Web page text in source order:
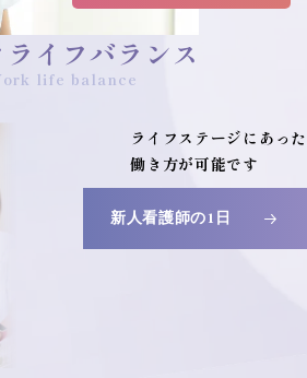
ライフバランス
ライフステージにあった
働き方が可能です
新人看護師の1日